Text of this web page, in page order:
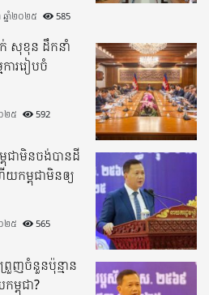
ឆ្នាំ២០២៥​ 585
ក់ សុខុន ដឹកនាំ
ាររៀបចំ
០២៥​ 592
ជាមិនចង់បានដី
កម្ពុជាមិនឲ្យ
០២៥​ 565
រួញចំនួនប៉ុន្មាន
ម្ពុជា?